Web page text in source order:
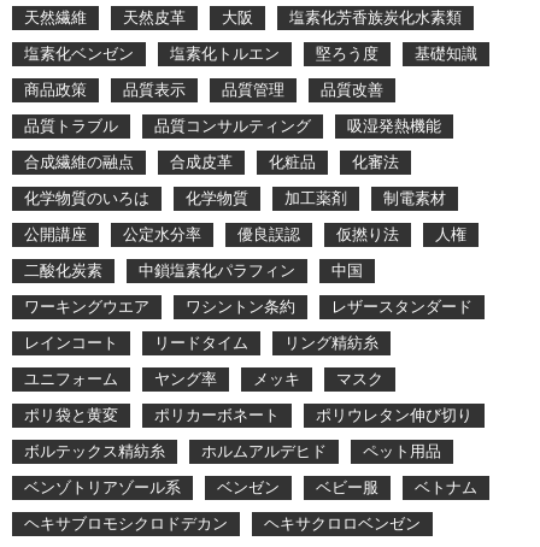
天然繊維
天然皮革 大阪
塩素化芳香族炭化水素類
塩素化ベンゼン
塩素化トルエン 堅ろう度
基礎知識
商品政策
品質表示 品質管理
品質改善
品質トラブル
品質コンサルティング
吸湿発熱機能
合成繊維の融点
合成皮革 化粧品
化審法
化学物質のいろは
化学物質 加工薬剤
制電素材
公開講座
公定水分率 優良誤認 仮撚り法
人権
二酸化炭素
中鎖塩素化パラフィン
中国
ワーキングウエア
ワシントン条約
レザースタンダード
レインコート
リードタイム
リング精紡糸
ユニフォーム
ヤング率 メッキ
マスク
ポリ袋と黄変
ポリカーボネート
ポリウレタン伸び切り
ボルテックス精紡糸
ホルムアルデヒド
ペット用品
ベンゾトリアゾール系
ベンゼン ベビー服
ベトナム
ヘキサブロモシクロドデカン
ヘキサクロロベンゼン